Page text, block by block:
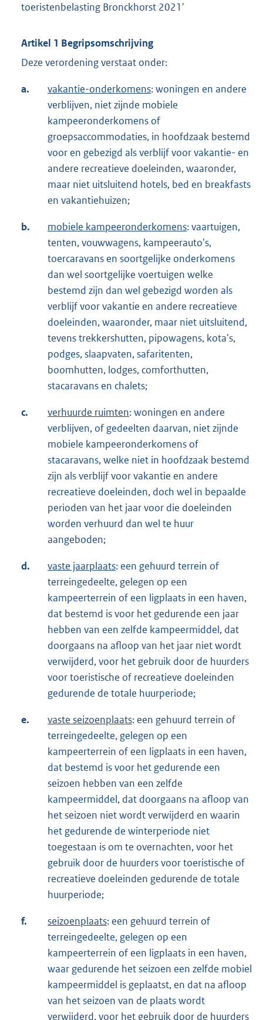
toeristenbelasting Bronckhorst 2021'
Artikel 1 Begripsomschrijving
Deze verordening verstaat onder:
a. vakantie-onderkomens: woningen en andere
verblijven, niet zijnde mobiele
kampeeronderkomens of
groepsaccommodaties, in hoofdzaak bestemd
voor en gebezigd als verblijf voor vakantie- en
andere recreatieve doeleinden, waaronder,
maar niet uitsluitend hotels, bed en breakfasts
en vakantiehuizen;
b. mobiele kampeeronderkomens: vaartuigen,
tenten, vouwwagens, kampeerauto's,
toercaravans en soortgelijke onderkomens
dan wel soortgelijke voertuigen welke
bestemd zijn dan wel gebezigd worden als
verblijf voor vakantie en andere recreatieve
doeleinden, waaronder, maar niet uitsluitend,
tevens trekkershutten, pipowagens, kota's,
podges, slaapvaten, safaritenten,
boomhutten, lodges, comforthutten,
stacaravans en chalets;
c. verhuurde ruimten: woningen en andere
verblijven, of gedeelten daarvan, niet zijnde
mobiele kampeeronderkomens of
stacaravans, welke niet in hoofdzaak bestemd
zijn als verblijf voor vakantie en andere
recreatieve doeleinden, doch wel in bepaalde
perioden van het jaar voor die doeleinden
worden verhuurd dan wel te huur
aangeboden;
d. vaste jaarplaats: een gehuurd terrein of
terreingedeelte, gelegen op een
kampeerterrein of een ligplaats in een haven,
dat bestemd is voor het gedurende een jaar
hebben van een zelfde kampeermiddel, dat
doorgaans na afloop van het jaar niet wordt
verwijderd, voor het gebruik door de huurders
voor toeristische of recreatieve doeleinden
gedurende de totale huurperiode;
e. vaste seizoenplaats: een gehuurd terrein of
terreingedeelte, gelegen op een
kampeerterrein of een ligplaats in een haven,
dat bestemd is voor het gedurende een
seizoen hebben van een zelfde
kampeermiddel, dat doorgaans na afloop van
het seizoen niet wordt verwijderd en waarin
het gedurende de winterperiode niet
toegestaan is om te overnachten, voor het
gebruik door de huurders voor toeristische of
recreatieve doeleinden gedurende de totale
huurperiode;
f. seizoenplaats: een gehuurd terrein of
terreingedeelte, gelegen op een
kampeerterrein of een ligplaats in een haven,
waar gedurende het seizoen een zelfde mobiel
kampeermiddel is geplaatst, en dat na afloop
van het seizoen van de plaats wordt
verwijderd, voor het gebruik door de huurders